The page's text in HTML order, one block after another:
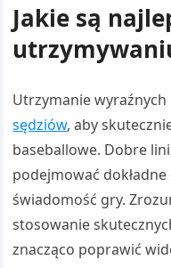
Jakie są
Utrzymanie
sędziów, aby
baseballowe. Dobre
podejmować
świadomość gry.
stosowanie
znacząco poprawić